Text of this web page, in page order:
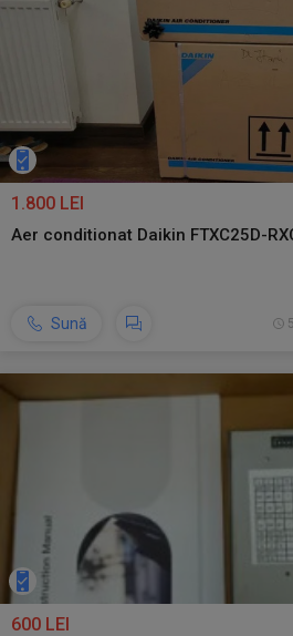
1.800 LEI
Aer conditionat Daikin FTXC25D-
Sună
600 LEI